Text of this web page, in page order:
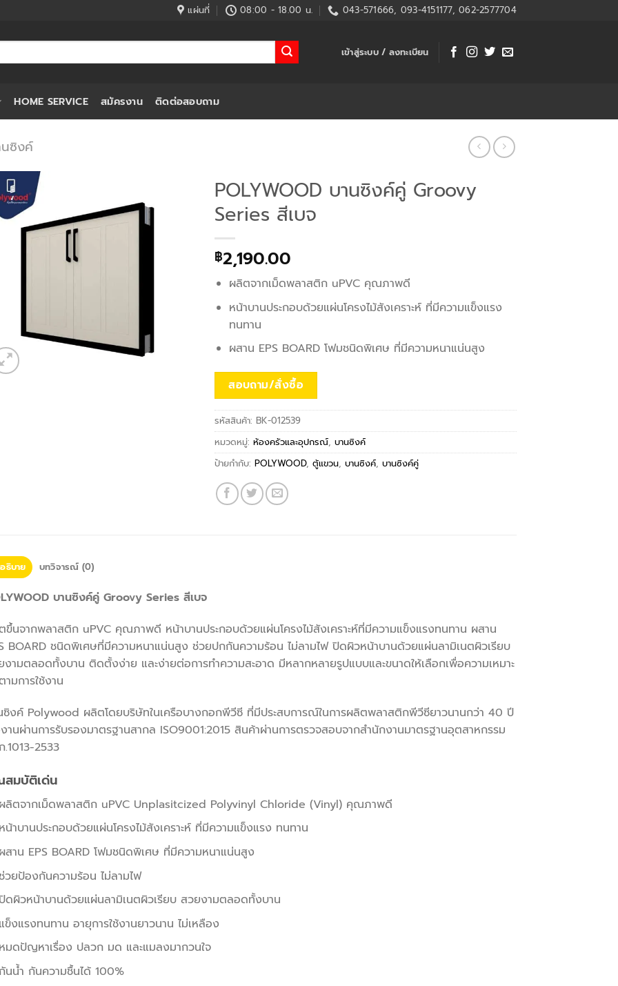
แผ่นที่ 08:00 - 18.00 น. 043-571666, 093-4151177, 062-2577704
เข้าสู่ระบบ / ลงทะเบียน
HOME SERVICE สมัครงาน ติดต่อสอบถาม
ซิงค์
POLYWOOD บานซิงค์คู่ Groovy
Series สีเบจ
฿2,190.00
ผลิตจากเม็ดพลาสติก uPVC คุณภาพดี
หน้าบานประกอบด้วยแผ่นโครงไม้สังเคราะห์ ที่มีความแข็งแรง
ทนทาน
ผสาน EPS BOARD โฟมชนิดพิเศษ ที่มีความหนาแน่นสูง
สอบถาม/สั่งซื้อ
รหัสสินค้า:BK-012539
หมวดหมู่:ห้องครัวและอุปกรณ์,บานซิงค์
ป้ายกำกับ:POLYWOOD,ตู้แขวน,บานซิงค์,บานซิงค์คู่
ธิบาย บทวิจารณ์ (0)
บานซิงค์คู่ Groovy Series สีเบจ
ขึ้นจากพลาสติก uPVC คุณภาพดี หน้าบานประกอบด้วยแผ่นโครงไม้สังเคราะห์ที่มีความแข็งแรงทนทาน ผสาน
BOARD ชนิดพิเศษที่มีความหนาแน่นสูง ช่วยปกกันความร้อน ไม่ลามไฟ ปิดผิวหน้าบานด้วยแผ่นลามิเนตผิวเรียบ
งามตลอดทั้งบาน ติดตั้งง่าย และง่ายต่อการทำความสะอาด มีหลากหลายรูปแบบและขนาดให้เลือกเพื่อความเหมาะ
มการใช้งาน
ซิงค์ Polywood ผลิตโดยบริษัทในเครือบางกอกพีวีซี ที่มีประสบการณ์ในการผลิตพลาสติกพีวีซียาวนานกว่า 40 ปี
งานผ่านการรับรองมาตรฐานสากล ISO9001:2015 สินค้าผ่านการตรวจสอบจากสำนักงานมาตรฐานอุตสาหกรรม
2533
มบัติเด่น
ลิตจากเม็ดพลาสติก uPVC Unplasitcized Polyvinyl Chloride (Vinyl) คุณภาพดี
น้าบานประกอบด้วยแผ่นโครงไม้สังเคราะห์ ที่มีความแข็งแรง ทนทาน
สาน EPS BOARD โฟมชนิดพิเศษ ที่มีความหนาแน่นสูง
วยป้องกันความร้อน ไม่ลามไฟ
ดผิวหน้าบานด้วยแผ่นลามิเนตผิวเรียบ สวยงามตลอดทั้งบาน
ข็งแรงทนทาน อายุการใช้งานยาวนาน ไม่เหลือง
มดปัญหาเรื่อง ปลวก มด และแมลงมากวนใจ
นน้ำ กันความชื้นได้ 100%